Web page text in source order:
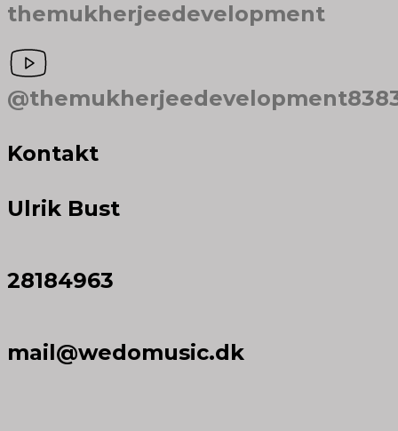
themukherjeedevelopment
Kontakt
Ulrik Bust
28184963
mail@wedomusic.dk